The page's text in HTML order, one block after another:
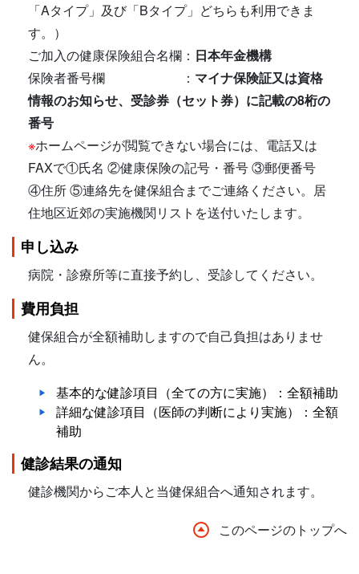
「Aタイプ」及び「Bタイプ」どちらも利用できま
す。）
ご加入の健康保険組合名欄： 日本年金機構
保険者番号欄 ： マイナ保険証又は資格
情報のお知らせ、受診券（セット券）に記載の8桁の
番号
※ホームページが閲覧できない場合には、電話又は
FAXで①氏名 ②健康保険の記号・番号 ③郵便番号
④住所 ⑤連絡先を健保組合までご連絡ください。居
住地区近郊の実施機関リストを送付いたします。
申し込み
病院・診療所等に直接予約し、受診してください。
費用負担
健保組合が全額補助しますので自己負担はありませ
ん。
基本的な健診項目（全ての方に実施）：全額補助
詳細な健診項目（医師の判断により実施）：全額
補助
健診結果の通知
健診機関からご本人と当健保組合へ通知されます。
このページのトップへ